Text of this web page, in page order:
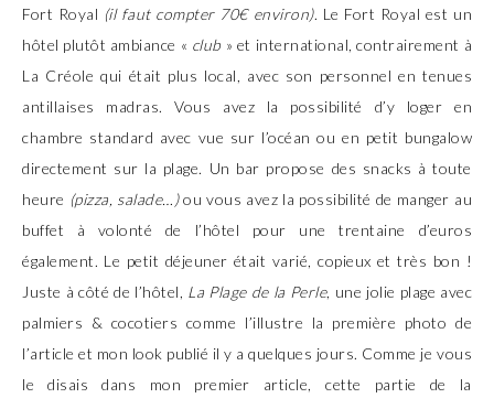
Fort Royal (il faut compter 70€ environ). Le Fort Royal est un
hôtel plutôt ambiance « club » et international, contrairement à
La Créole qui était plus local, avec son personnel en tenues
antillaises madras. Vous avez la possibilité d’y loger en
chambre standard avec vue sur l’océan ou en petit bungalow
directement sur la plage. Un bar propose des snacks à toute
heure (pizza, salade…)ou vous avez la possibilité de manger au
buffet à volonté de l’hôtel pour une trentaine d’euros
également. Le petit déjeuner était varié, copieux et très bon !
Juste à côté de l’hôtel, La Plage de la Perle, une jolie plage avec
palmiers & cocotiers comme l’illustre la première photo de
l’article et mon look publié il y a quelques jours. Comme je vous
le disais dans mon premier article, cette partie de la